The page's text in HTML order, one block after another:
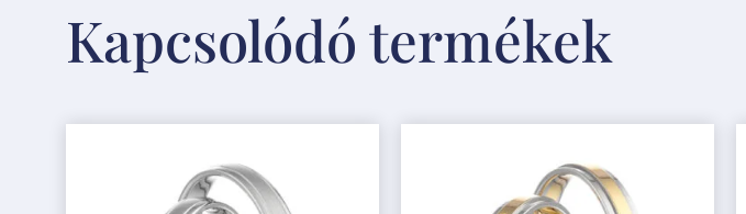
Kapcsolódó termékek